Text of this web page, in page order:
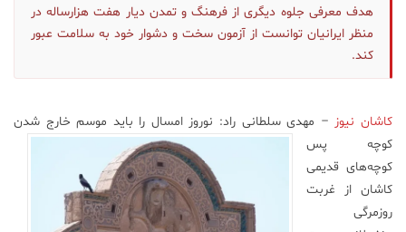
محیط
زیست
و
فناوری
عکس
هدف معرفی جلوه دیگری از فرهنگ و تمدن دیار هفت هزارساله در
منظر ایرانیان توانست از آزمون سخت و دشوار خود به سلامت عبور
کند.
کاشان نیوز – مهدی سلطانی راد: نوروز امسال را باید موسم خارج شدن
کوچه پس
کوچه‌های قدیمی
کاشان از غربت
روزمرگی